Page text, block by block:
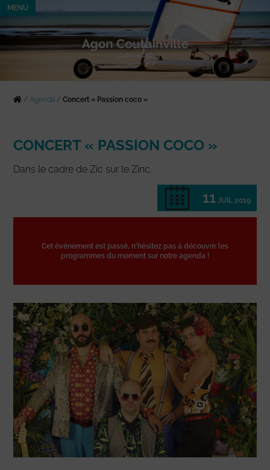
MENU
/Agenda /Concert « Passion coco »
CONCERT « PASSION COCO »
Dans le cadre de Zic sur le Zinc.
11 JUIL 2019
Cet événement est passé, n'hésitez pas à découvrir les
programmes du moment sur notre agenda !